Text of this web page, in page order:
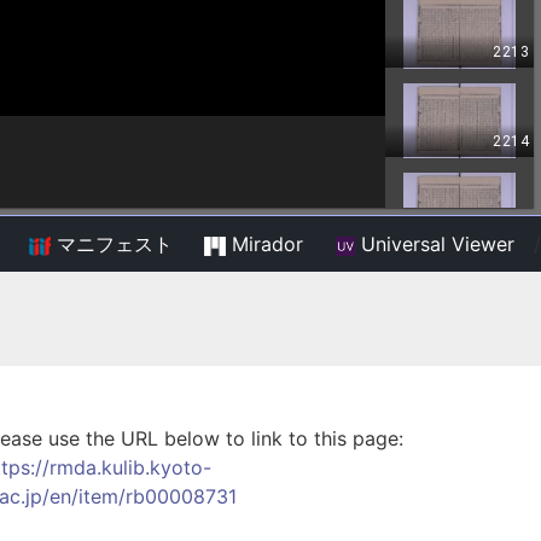
マニフェスト Mirador Universal Viewer
use the URL below to link to this page:
rmda.kulib.kyoto-
en/item/rb00008731